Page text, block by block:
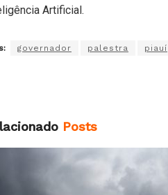
Artificial.
governador palestra piauí
Posts